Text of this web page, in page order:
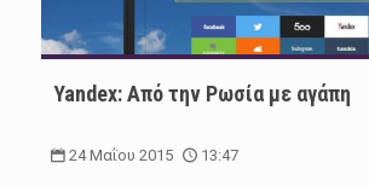
Yandex: Από την Ρωσία με αγάπη
24 Μαΐου 2015 13:47